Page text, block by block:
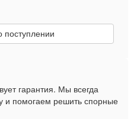
поступлении
гарантия. Мы всегда
и помогаем решить спорные